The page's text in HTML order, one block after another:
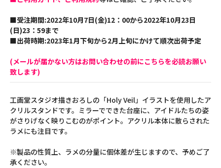
■受注期間:2022年10月7日(金)12：00から2022年10月23日
(日)23：59まで
■出荷時期:2023年1月下旬から2月上旬にかけて順次出荷予定
(メールが届かない方はお問い合わせの前にこちらを必読お願い
致します)
工画堂スタジオ描きおろしの「Holy Veil」イラストを使用したア
クリルスタンドです。ミラーでできた台座に、アイドルたちの姿
がさりげなく映りこむのがポイント。アクリル本体に散らされた
ラメにも注目です。
※製品の性質上、ラメの分量に個体差が生じますので、予めご了
承ください。